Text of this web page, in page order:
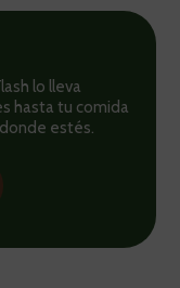
lo lleva
hasta tu comida
estés.